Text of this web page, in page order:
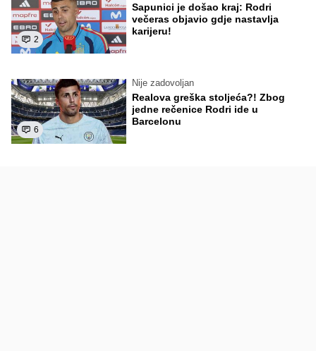
2
Sapunici je došao kraj: Rodri
večeras objavio gdje nastavlja
karijeru!
6
Nije zadovoljan
Realova greška stoljeća?! Zbog
jedne rečenice Rodri ide u
Barcelonu